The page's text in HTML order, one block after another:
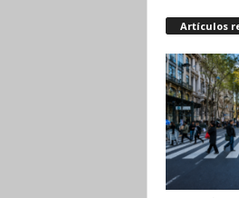
Artículos